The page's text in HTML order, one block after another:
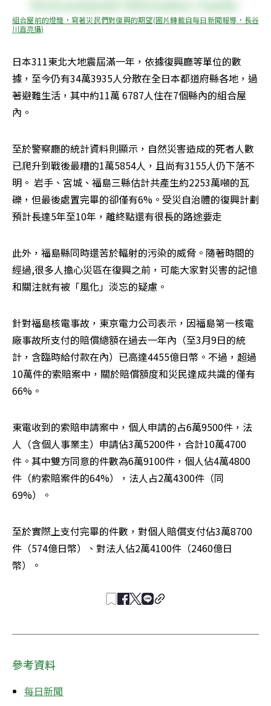
組合屋前的燈籠，寫著災民們對復興的期望(圖片轉載自每日新聞報導，長谷
川直亮攝)
日本311東北大地震屆滿一年，依據復興廳等單位的數
據，至今仍有34萬3935人分散在全日本都道府縣各地，過
著避難生活，其中約11萬 6787人住在7個縣內的組合屋
內。
至於警察廳的統計資料則顯示，自然災害造成的死者人數
已爬升到戰後最糟的1萬5854人，且尚有3155人仍下落不
明。 岩手、宮城、福島三縣估計共產生約2253萬噸的瓦
礫，但最後處置完畢的卻僅有6%。受災自治體的復興計劃
預計長達5年至10年，離終點還有很長的路途要走
此外，福島縣同時還苦於輻射的污染的威脅。隨著時間的
經過,很多人擔心災區在復興之前，可能大家對災害的記憶
和關注就有被「風化」淡忘的疑慮。
針對福島核電事故，東京電力公司表示，因福島第一核電
廠事故所支付的賠償總額在過去一年內（至3月9日的統
計，含臨時給付款在內）已高達4455億日幣。不過，超過
10萬件的索賠案中，關於賠償額度和災民達成共識的僅有
66%。
東電收到的索賠申請案中，個人申請的占6萬9500件，法
人（含個人事業主）申請佔3萬5200件，合計10萬4700
件。其中雙方同意的件數為6萬9100件，個人佔4萬4800
件（約索賠案件的64%），法人占2萬4300件（同
69%）。
至於實際上支付完畢的件數，對個人賠償支付佔3萬8700
件（574億日幣）、對法人佔2萬4100件（2460億日
幣）。
參考資料
每日新聞